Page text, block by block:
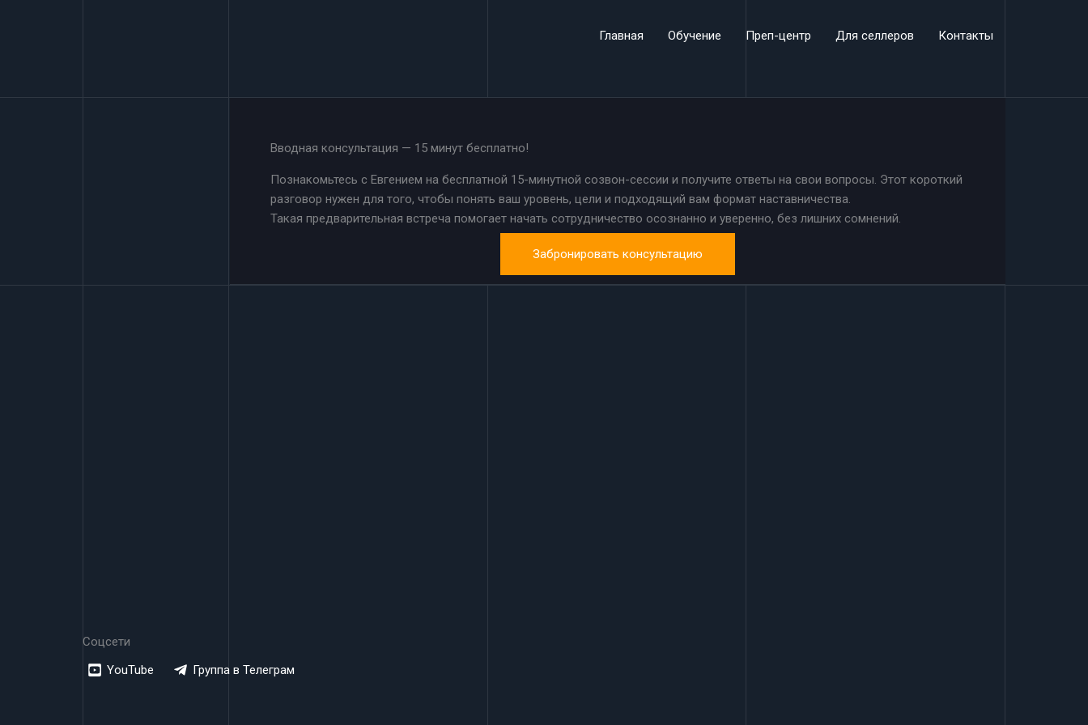
Главная Обучение Преп-центр Для селлеров Контакты
Вводная консультация — 15 минут бесплатно!
Познакомьтесь с Евгением на бесплатной 15-минутной созвон-сессии и получите ответы на свои вопросы. Этот короткий
разговор нужен для того, чтобы понять ваш уровень, цели и подходящий вам формат наставничества.
Такая предварительная встреча помогает начать сотрудничество осознанно и уверенно, без лишних сомнений.
Забронировать консультацию
Соцсети
YouTube
Группа в Телеграм